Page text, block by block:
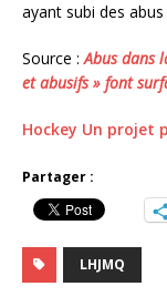
ayant subi des
Source :Abus dans
et abusifs » font
Hockey Un projet
Partager :
LHJMQ